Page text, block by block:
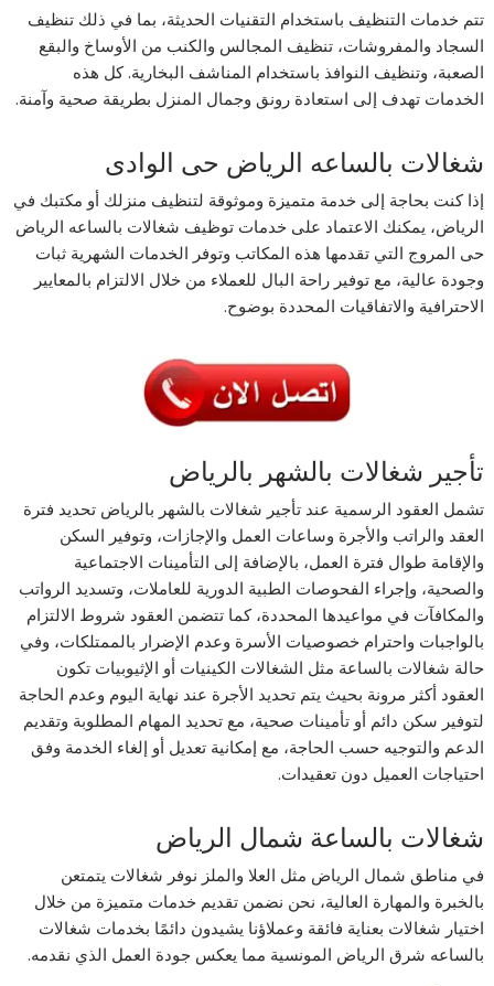
تتم خدمات التنظيف باستخدام التقنيات الحديثة، بما في ذلك تنظيف
السجاد والمفروشات، تنظيف المجالس والكنب من الأوساخ والبقع
الصعبة، وتنظيف النوافذ باستخدام المناشف البخارية. كل هذه
الخدمات تهدف إلى استعادة رونق وجمال المنزل بطريقة صحية وآمنة.
شغالات بالساعه الرياض حى الوادى
إذا كنت بحاجة إلى خدمة متميزة وموثوقة لتنظيف منزلك أو مكتبك في
الرياض، يمكنك الاعتماد على خدمات توظيف شغالات بالساعه الرياض
حى المروج التي تقدمها هذه المكاتب وتوفر الخدمات الشهرية ثبات
وجودة عالية، مع توفير راحة البال للعملاء من خلال الالتزام بالمعايير
الاحترافية والاتفاقيات المحددة بوضوح.
تأجير شغالات بالشهر بالرياض
تشمل العقود الرسمية عند تأجير شغالات بالشهر بالرياض تحديد فترة
العقد والراتب والأجرة وساعات العمل والإجازات، وتوفير السكن
والإقامة طوال فترة العمل، بالإضافة إلى التأمينات الاجتماعية
والصحية، وإجراء الفحوصات الطبية الدورية للعاملات، وتسديد الرواتب
والمكافآت في مواعيدها المحددة، كما تتضمن العقود شروط الالتزام
بالواجبات واحترام خصوصيات الأسرة وعدم الإضرار بالممتلكات، وفي
حالة شغالات بالساعة مثل الشغالات الكينيات أو الإثيوبيات تكون
العقود أكثر مرونة بحيث يتم تحديد الأجرة عند نهاية اليوم وعدم الحاجة
لتوفير سكن دائم أو تأمينات صحية، مع تحديد المهام المطلوبة وتقديم
الدعم والتوجيه حسب الحاجة، مع إمكانية تعديل أو إلغاء الخدمة وفق
احتياجات العميل دون تعقيدات.
شغالات بالساعة شمال الرياض
في مناطق شمال الرياض مثل العلا والملز نوفر شغالات يتمتعن
بالخبرة والمهارة العالية، نحن نضمن تقديم خدمات متميزة من خلال
اختيار شغالات بعناية فائقة وعملاؤنا يشيدون دائمًا بخدمات شغالات
بالساعه شرق الرياض المونسية مما يعكس جودة العمل الذي نقدمه.